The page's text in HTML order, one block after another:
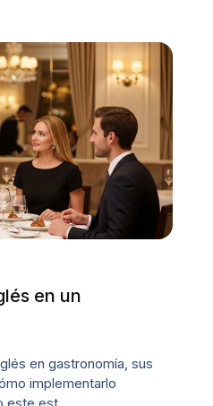
en un
en gastronomía, sus
implementarlo